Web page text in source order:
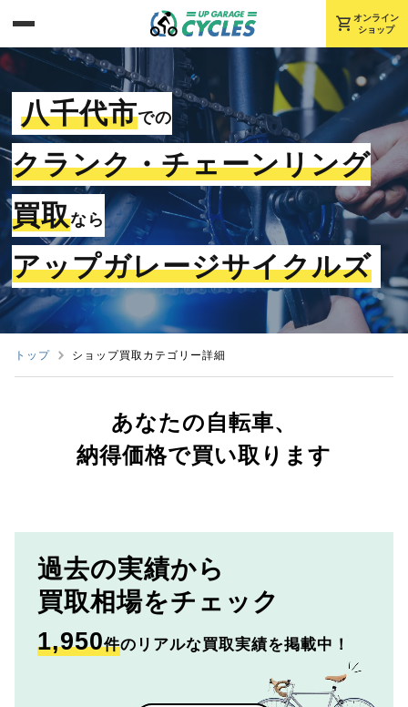
shopping_cart オンライン
ショップ
八千代市での
クランク・チェーンリング
買取なら
アップガレージサイクルズ
トップ ショップ買取カテゴリー詳細
あなたの自転車、
納得価格で買い取ります
過去の実績から
買取相場をチェック
1,950件のリアルな買取実績を掲載中！